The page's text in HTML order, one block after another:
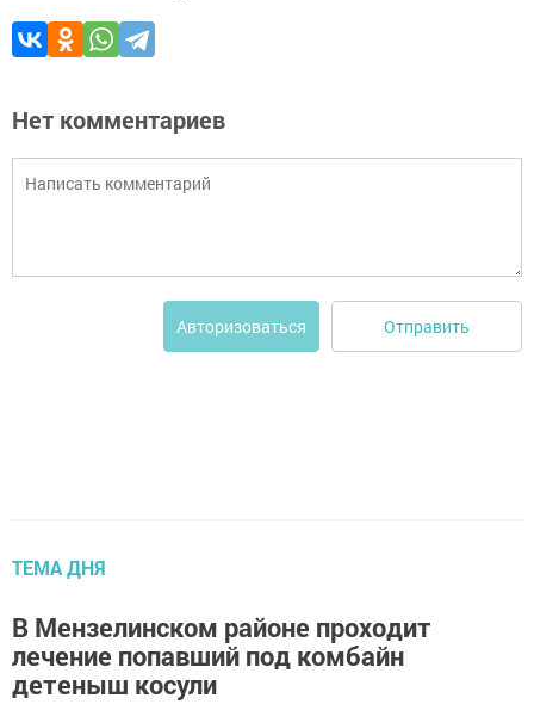
Нет комментариев
Авторизоваться Отправить
ТЕМА ДНЯ
В Мензелинском районе проходит
лечение попавший под комбайн
детеныш косули